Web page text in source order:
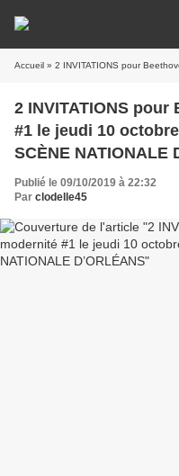
Accueil » 2 INVITATIONS pour Beethoven et la modernité
2 INVITATIONS
#1 le jeudi 10
SCÈNE NATIONALE
Publié le 09/10/2019 à 22:32
Par clodelle45